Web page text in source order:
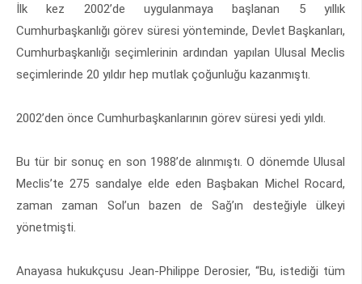
İlk kez 2002’de uygulanmaya başlanan 5 yıllık
Cumhurbaşkanlığı görev süresi yönteminde, Devlet Başkanları,
Cumhurbaşkanlığı seçimlerinin ardından yapılan Ulusal Meclis
seçimlerinde 20 yıldır hep mutlak çoğunluğu kazanmıştı.
2002’den önce Cumhurbaşkanlarının görev süresi yedi yıldı.
Bu tür bir sonuç en son 1988’de alınmıştı. O dönemde Ulusal
Meclis’te 275 sandalye elde eden Başbakan Michel Rocard,
zaman zaman Sol’un bazen de Sağ’ın desteğiyle ülkeyi
yönetmişti.
Anayasa hukukçusu Jean-Philippe Derosier, “Bu, istediği tüm